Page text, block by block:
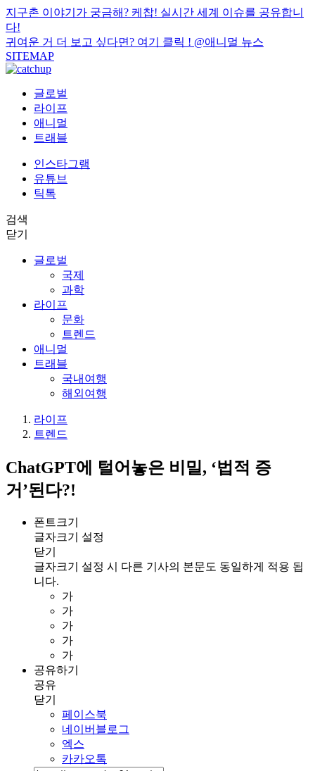
지구촌 이야기가 궁금해? 케찹! 실시간 세계 이슈를 공유합니
다!
귀여운 거 더 보고 싶다면? 여기 클릭 ! @애니멀 뉴스
SITEMAP
글로벌
라이프
애니멀
트래블
인스타그램
유튜브
틱톡
검색
닫기
글로벌
국제
과학
라이프
문화
트렌드
애니멀
트래블
국내여행
해외여행
라이프
트렌드
ChatGPT에 털어놓은 비밀, ‘법적 증
거’된다?!
폰트크기
글자크기 설정
닫기
글자크기 설정 시 다른 기사의 본문도 동일하게 적용 됩
니다.
가
가
가
가
가
공유하기
공유
닫기
페이스북
네이버블로그
엑스
카카오톡